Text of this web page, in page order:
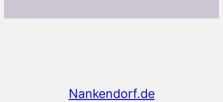
Nankendorf.de